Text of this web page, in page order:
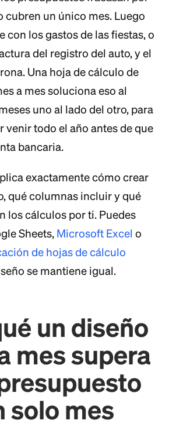
cubren un único mes. Luego
con los gastos de las fiestas, o
del registro del auto, y el
Una hoja de cálculo de
a mes soluciona eso al
uno al lado del otro, para
venir todo el año antes de que
bancaria.
exactamente cómo crear
qué columnas incluir y qué
los cálculos por ti. Puedes
Sheets, Microsoft Excel o
de hojas de cálculo
se mantiene igual.
un diseño
mes supera
solo mes